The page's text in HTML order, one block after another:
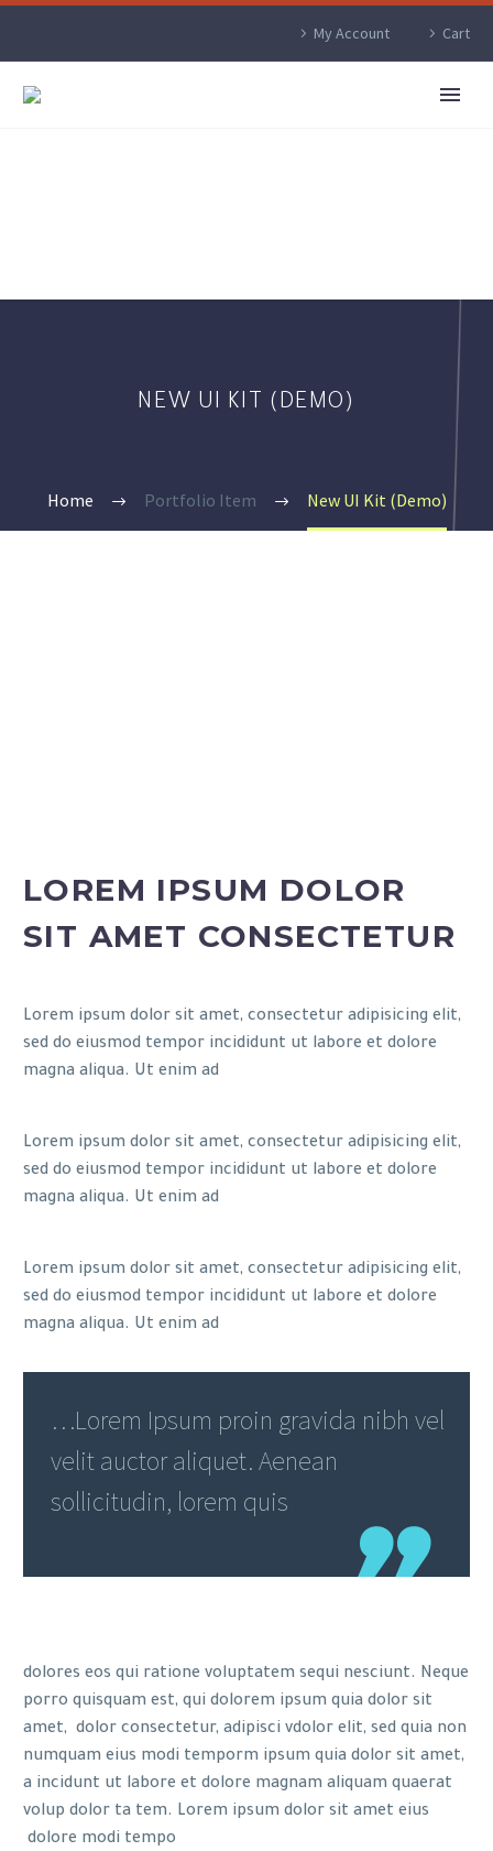
My Account Cart
NEW UI KIT (DEMO)
Home Portfolio Item New UI Kit (Demo)
LOREM IPSUM DOLOR
SIT AMET CONSECTETUR
Lorem ipsum dolor sit amet, consectetur adipisicing elit,
sed do eiusmod tempor incididunt ut labore et dolore
magna aliqua. Ut enim ad
Lorem ipsum dolor sit amet, consectetur adipisicing elit,
sed do eiusmod tempor incididunt ut labore et dolore
magna aliqua. Ut enim ad
Lorem ipsum dolor sit amet, consectetur adipisicing elit,
sed do eiusmod tempor incididunt ut labore et dolore
magna aliqua. Ut enim ad
…Lorem Ipsum proin gravida nibh vel
velit auctor aliquet. Aenean
sollicitudin, lorem quis
dolores eos qui ratione voluptatem sequi nesciunt. Neque
porro quisquam est, qui dolorem ipsum quia dolor sit
amet, dolor consectetur, adipisci vdolor elit, sed quia non
numquam eius modi temporm ipsum quia dolor sit amet,
a incidunt ut labore et dolore magnam aliquam quaerat
volup dolor ta tem. Lorem ipsum dolor sit amet eius
dolore modi tempo